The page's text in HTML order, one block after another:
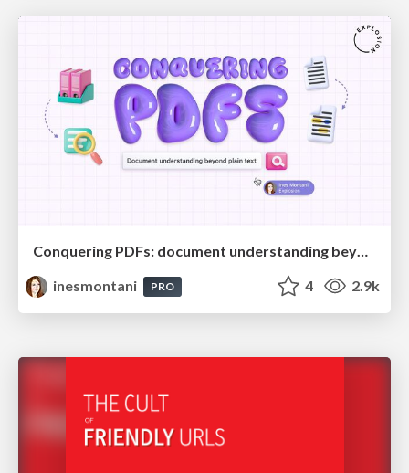
Conquering PDFs: document understanding beyond plain text
inesmontani
PRO 4 2.9k